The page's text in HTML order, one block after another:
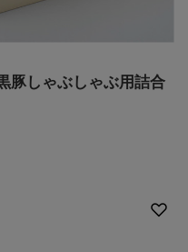
豚しゃぶしゃぶ用詰合